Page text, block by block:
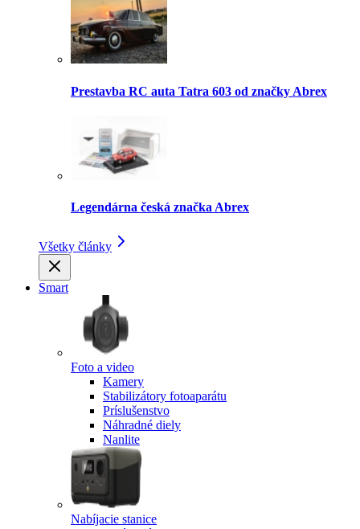
Prestavba RC auta Tatra 603 od značky Abrex
Legendárna česká značka Abrex
Všetky články
Smart
Foto a video
Kamery
Stabilizátory fotoaparátu
Príslušenstvo
Náhradné diely
Nanlite
Nabíjacie stanice